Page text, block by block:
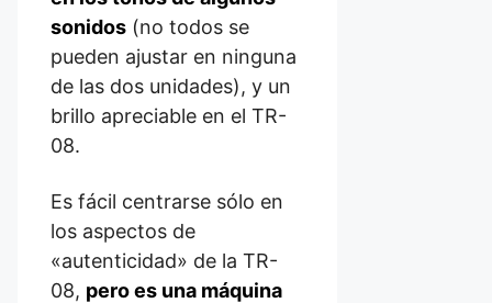
sonidos (no todos se
pueden ajustar en ninguna
de las dos unidades), y un
brillo apreciable en el TR-
08.
Es fácil centrarse sólo en
los aspectos de
«autenticidad» de la TR-
08, pero es una máquina